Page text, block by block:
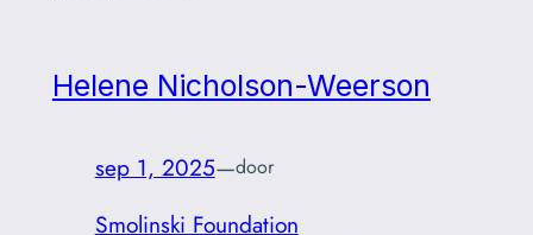
Helene Nicholson-Weerson
sep 1, 2025—door
Smolinski Foundation